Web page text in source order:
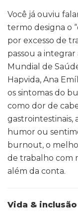
Você já ouviu
termo designa o
por excesso de
passou a
Mundial de
Hapvida, Ana
os sintomas do
como dor de
gastrointestinais,
humor ou
burnout, o
de trabalho com
além da conta.
Vida &